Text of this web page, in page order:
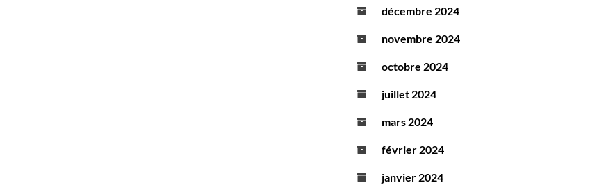
décembre 2024
novembre 2024
octobre 2024
juillet 2024
mars 2024
février 2024
janvier 2024